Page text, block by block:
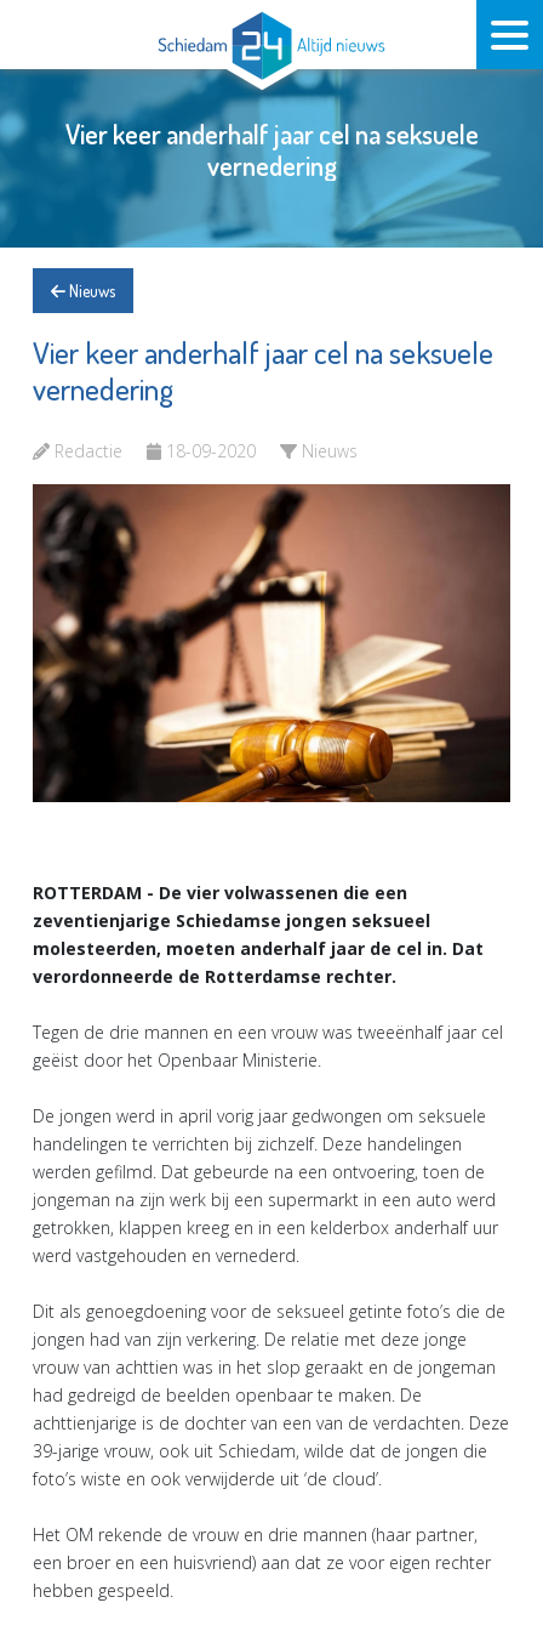
Vier keer anderhalf jaar cel na seksuele
vernedering
Nieuws
Vier keer anderhalf jaar cel na seksuele
vernedering
Redactie 18-09-2020 Nieuws
ROTTERDAM - De vier volwassenen die een
zeventienjarige Schiedamse jongen seksueel
molesteerden, moeten anderhalf jaar de cel in. Dat
verordonneerde de Rotterdamse rechter.
Tegen de drie mannen en een vrouw was tweeënhalf jaar cel
geëist door het Openbaar Ministerie.
De jongen werd in april vorig jaar gedwongen om seksuele
handelingen te verrichten bij zichzelf. Deze handelingen
werden gefilmd. Dat gebeurde na een ontvoering, toen de
jongeman na zijn werk bij een supermarkt in een auto werd
getrokken, klappen kreeg en in een kelderbox anderhalf uur
werd vastgehouden en vernederd.
Dit als genoegdoening voor de seksueel getinte foto’s die de
jongen had van zijn verkering. De relatie met deze jonge
vrouw van achttien was in het slop geraakt en de jongeman
had gedreigd de beelden openbaar te maken. De
achttienjarige is de dochter van een van de verdachten. Deze
39-jarige vrouw, ook uit Schiedam, wilde dat de jongen die
foto’s wiste en ook verwijderde uit ‘de cloud’.
Het OM rekende de vrouw en drie mannen (haar partner,
een broer en een huisvriend) aan dat ze voor eigen rechter
hebben gespeeld.